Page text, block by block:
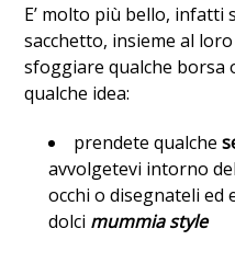
E’ molto più bello, infatti
sacchetto, insieme al
sfoggiare qualche borsa
qualche idea:
prendete qualche
avvolgetevi intorno
occhi o disegnateli ed
dolci mummia style